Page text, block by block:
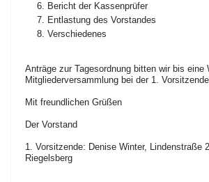
Bericht der Kassenprüfer
Entlastung des Vorstandes
Verschiedenes
Anträge zur Tagesordnung bitten wir bis eine
Mitgliederversammlung bei der 1.
Mit freundlichen Grüßen
Der Vorstand
1. Vorsitzende: Denise Winter, Lindenstraße
Riegelsberg